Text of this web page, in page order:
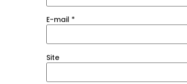
E-mail *
Site